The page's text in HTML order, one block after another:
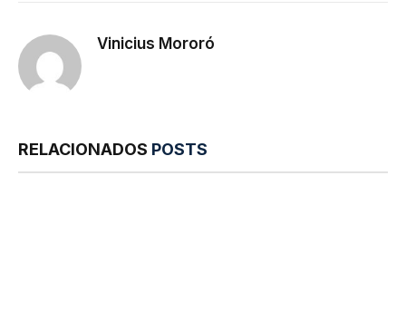
Vinicius Mororó
RELACIONADOS POSTS